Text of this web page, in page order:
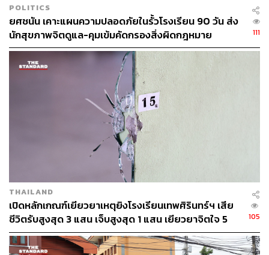
778
ABOUT THE AUTHOR
ณรงค์กร มโนจันทร์เพ็ญ
Content Creator กองบรรณาธิการข่าว THE
STANDARD
POLITICS
ยศชนัน เคาะแผนความปลอดภัยในรั้วโรงเรียน 90 วัน ส่ง
นักสุขภาพจิตดูแล-คุมเข้มคัดกรองสิ่งผิดกฎหมาย
111
THAILAND
เปิดหลักเกณฑ์เยียวยาเหตุยิงโรงเรียนเทพศิรินทร์ฯ เสีย
ชีวิตรับสูงสุด 3 แสน เจ็บสูงสุด 1 แสน เยียวยาจิตใจ 5
ระดับ
105